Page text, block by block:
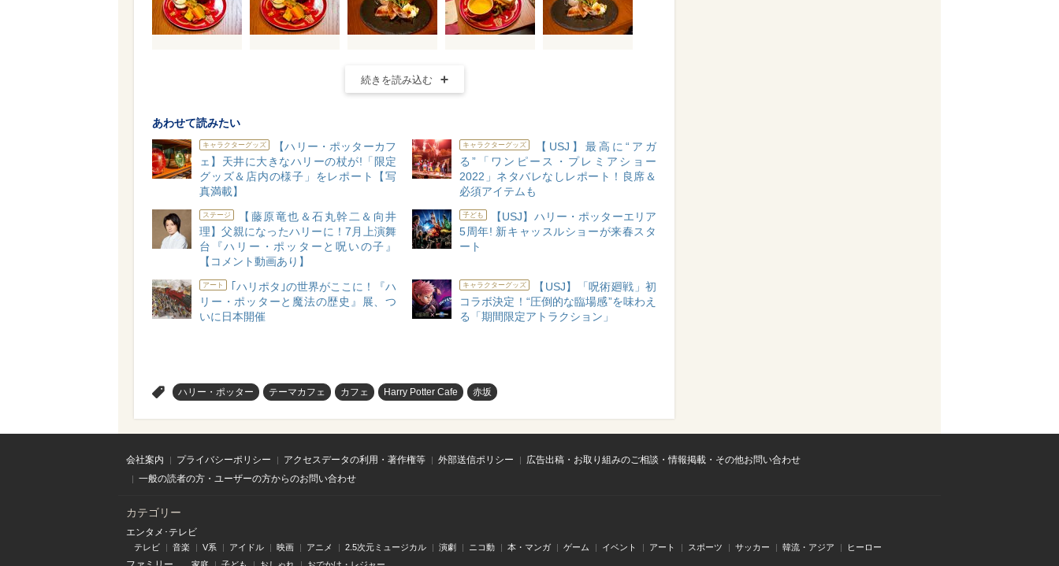
続きを読み込む
あわせて読みたい
キャラクターグッズ
【ハリー・ポッターカフ
ェ】天井に大きなハリーの杖が!「限定
グッズ＆店内の様子」をレポート【写
真満載】
キャラクターグッズ
【USJ】最高に“アガ
る”「ワンピース・プレミアショー
2022」ネタバレなしレポート！良席＆
必須アイテムも
ステージ
【藤原竜也＆石丸幹二＆向井
理】父親になったハリーに！7月上演舞
台『ハリー・ポッターと呪いの子』
【コメント動画あり】
子ども
【USJ】ハリー・ポッターエリア
5周年! 新キャッスルショーが来春スタ
ート
アート
｢ハリポタ｣の世界がここに！『ハ
リー・ポッターと魔法の歴史』展、つ
いに日本開催
キャラクターグッズ
【USJ】「呪術廻戦」初
コラボ決定！“圧倒的な臨場感”を味わえ
る「期間限定アトラクション」
ハリー・ポッター テーマカフェ カフェ Harry Potter Cafe 赤坂
会社案内 プライバシーポリシー アクセスデータの利用・著作権等 外部送信ポリシー
広告出稿・お取り組みのご相談・情報掲載・その他お問い合わせ
一般の読者の方・ユーザーの方からのお問い合わせ
カテゴリー
エンタメ･テレビ
テレビ 音楽 V系 アイドル 映画 アニメ 2.5次元ミュージカル 演劇 ニコ動 本・マンガ ゲーム イベント アート スポーツ サッカー 韓流・アジア ヒーロー